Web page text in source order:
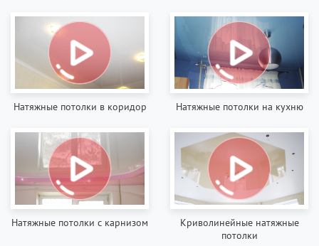
Натяжные потолки в коридор Натяжные потолки на кухню
Натяжные потолки с карнизом
Криволинейные натяжные
потолки